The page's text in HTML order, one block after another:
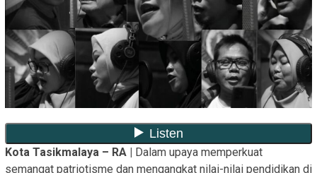
Kota Tasikmalaya – RA | Dalam upaya memperkuat
semangat patriotisme dan mengangkat nilai-nilai pendidikan di